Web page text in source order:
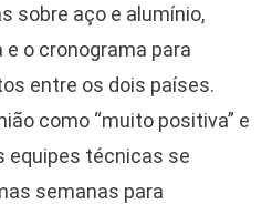
sobre aço e alumínio,
o cronograma para
entre os dois países.
como “muito positiva” e
equipes técnicas se
semanas para